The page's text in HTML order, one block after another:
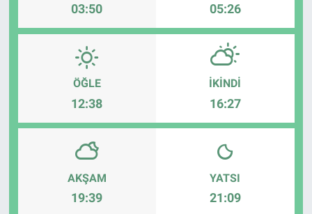
03:50 05:26
ÖĞLE
12:38
İKINDI
16:27
AKŞAM
19:39
YATSI
21:09